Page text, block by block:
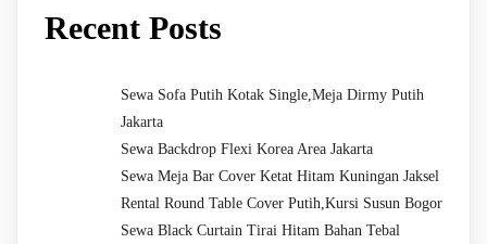
Recent Posts
Sewa Sofa Putih Kotak Single,Meja Dirmy Putih
Jakarta
Sewa Backdrop Flexi Korea Area Jakarta
Sewa Meja Bar Cover Ketat Hitam Kuningan Jaksel
Rental Round Table Cover Putih,Kursi Susun Bogor
Sewa Black Curtain Tirai Hitam Bahan Tebal